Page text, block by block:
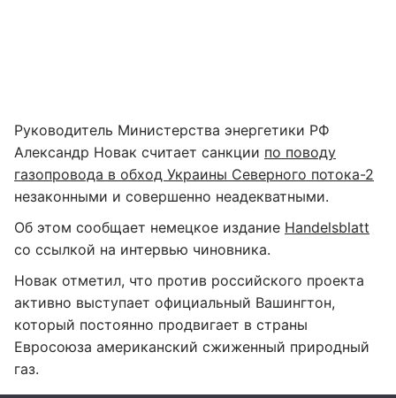
Руководитель Министерства энергетики РФ
Александр Новак считает санкции по поводу
газопровода в обход Украины Северного потока-2
незаконными и совершенно неадекватными.
Об этом сообщает немецкое издание Handelsblatt
со ссылкой на интервью чиновника.
Новак отметил, что против российского проекта
активно выступает официальный Вашингтон,
который постоянно продвигает в страны
Евросоюза американский сжиженный природный
газ.